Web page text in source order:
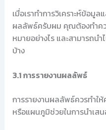
เมื่อเราทำการวิเคราะห์ข้อ
ผลลัพธ์ครับผม คุณต้องทำคว
หมายอย่างไร และสามารถน
บ้าง
3.1 การรายงานผลลัพธ์
การรายงานผลลัพธ์ควรทำให้
หรือแผนภูมิช่วยในการนำเส